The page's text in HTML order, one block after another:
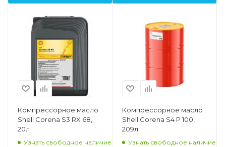
Компрессорное масло
Shell Corena S3 RX 68,
20л
Узнать свободное наличие
Компрессорное масло
Shell Corena S4 P 100,
209л
Узнать свободное наличие